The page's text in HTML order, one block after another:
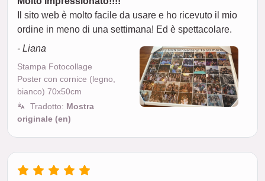
Il sito web è molto facile da usare e ho ricevuto il mio
ordine in meno di una settimana! Ed è spettacolare.
- Liana
Stampa Fotocollage
Poster con cornice (legno,
bianco) 70x50cm
Tradotto: Mostra
originale (en)